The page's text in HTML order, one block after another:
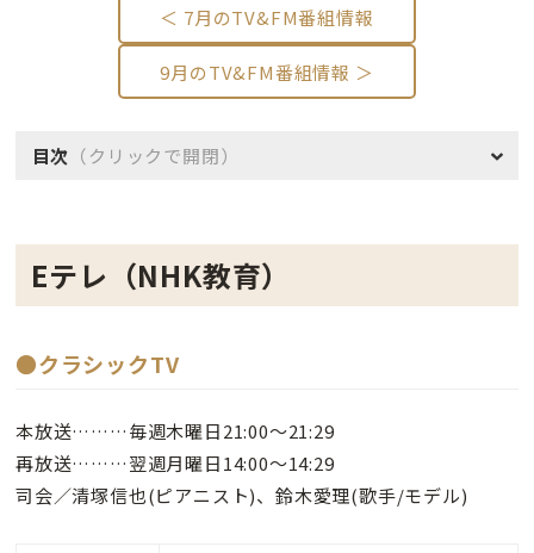
＜ 7月のTV&FM番組情報
9月のTV&FM番組情報 ＞
目次 （クリックで開閉）
Eテレ（NHK教育）
●クラシックTV
本放送………毎週木曜日21:00～21:29
再放送………翌週月曜日14:00～14:29
司会／清塚信也(ピアニスト)、鈴木愛理(歌手/モデル)